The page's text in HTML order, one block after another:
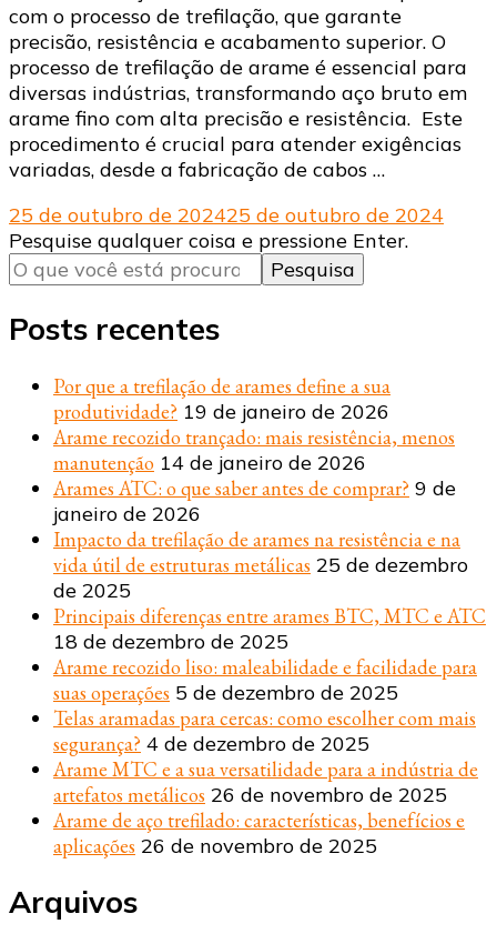
com o processo de trefilação, que garante
precisão, resistência e acabamento superior. O
processo de trefilação de arame é essencial para
diversas indústrias, transformando aço bruto em
arame fino com alta precisão e resistência. Este
procedimento é crucial para atender exigências
variadas, desde a fabricação de cabos …
25 de outubro de 202425 de outubro de 2024
Procurando
algo?
Pesquise qualquer coisa e pressione Enter.
Posts recentes
Por que a trefilação de arames define a sua
produtividade? 19 de janeiro de 2026
Arame recozido trançado: mais resistência, menos
manutenção 14 de janeiro de 2026
Arames ATC: o que saber antes de comprar? 9 de
janeiro de 2026
Impacto da trefilação de arames na resistência e na
vida útil de estruturas metálicas 25 de dezembro
de 2025
Principais diferenças entre arames BTC, MTC e ATC
18 de dezembro de 2025
Arame recozido liso: maleabilidade e facilidade para
suas operações 5 de dezembro de 2025
Telas aramadas para cercas: como escolher com mais
segurança? 4 de dezembro de 2025
Arame MTC e a sua versatilidade para a indústria de
artefatos metálicos 26 de novembro de 2025
Arame de aço trefilado: características, benefícios e
aplicações 26 de novembro de 2025
Arquivos